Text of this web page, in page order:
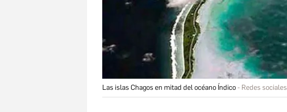
Las islas Chagos en mitad del océano Índico Redes sociales